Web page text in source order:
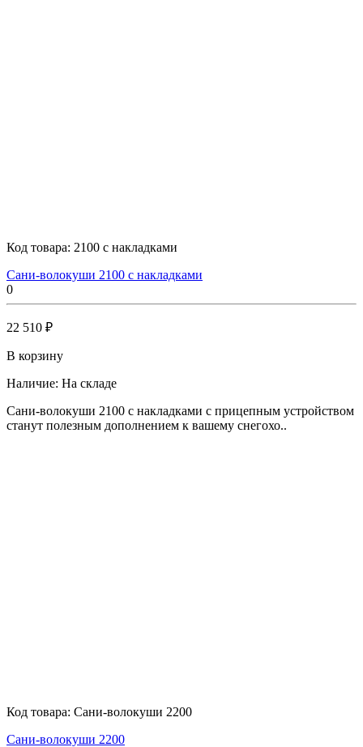
Код товара: 2100 с накладками
Сани-волокуши 2100 с накладками
0
22 510 ₽
В корзину
Наличие: На складе
Сани-волокуши 2100 с накладками с прицепным устройством
станут полезным дополнением к вашему снегохо..
Код товара: Сани-волокуши 2200
Сани-волокуши 2200